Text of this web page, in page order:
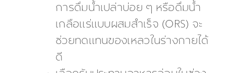
การดื่มน้ำเปล่าบ่อย ๆ หรือดื่มน้ำ
เกลือแร่แบบผสมสำเร็จ (ORS) จะ
ช่วยทดแทนของเหลวในร่างกายได้
ดี